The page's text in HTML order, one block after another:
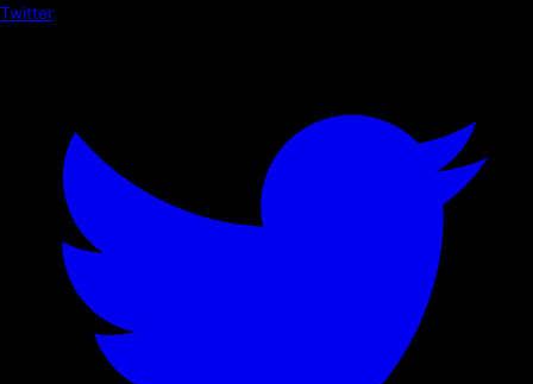
Twitter